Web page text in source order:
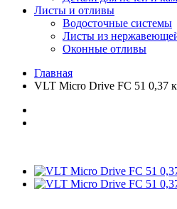
Листы и отливы
Водосточные системы
Листы из
Оконные отливы
Главная
VLT Micro Drive FC 51 0,37